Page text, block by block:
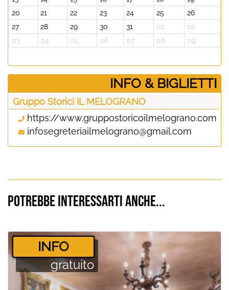
20
21 22 23 24 25
26
27
28 29 30 31 01
02
03
04 05 06 07 08 09
­INFO & BIGLIETTI
Gruppo Storici IL MELOGRANO
https://www.gruppostoricoilmelograno.com
infosegreteriailmelograno@gmail.com
Potrebbe interessarti anche...
­INFO
gratuito